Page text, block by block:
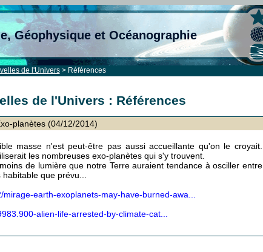
Géophysique et Océanographie
de l'Univers> Références
de l'Univers : Références
planètes (04/12/2014)
masse n'est peut-être pas aussi accueillante qu'on le croyait.
les nombreuses exo-planètes qui s'y trouvent.
de lumière que notre Terre auraient tendance à osciller entre
que prévu...
earth-exoplanets-may-have-burned-awa...
alien-life-arrested-by-climate-cat...